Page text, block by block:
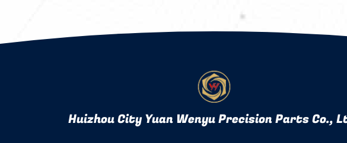
Huizhou City Yuan Wenyu Precision Parts Co.,